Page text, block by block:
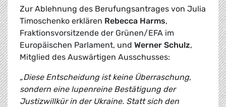
Zur Ablehnung des Berufungsantrages von Julia
Timoschenko erklären Rebecca Harms,
Fraktionsvorsitzende der Grünen/EFA im
Europäischen Parlament, und Werner Schulz,
Mitglied des Auswärtigen Ausschusses:
„Diese Entscheidung ist keine Überraschung,
sondern eine lupenreine Bestätigung der
Justizwillkür in der Ukraine. Statt sich den